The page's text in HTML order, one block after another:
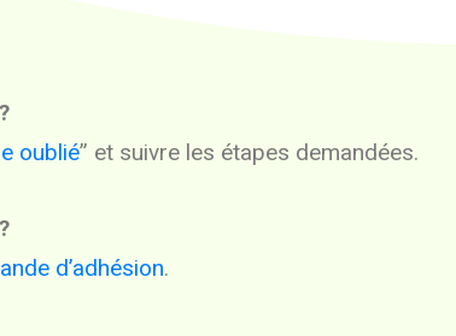
oublié” et suivre les étapes demandées.
d’adhésion.